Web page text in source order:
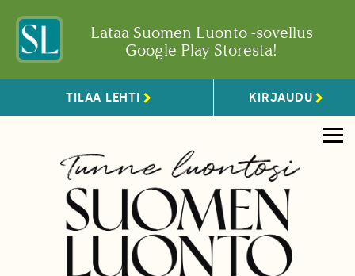
Lataa Suomen Luonto -sovellus
Google Play Storesta!
TILAA LEHTI KIRJAUDU